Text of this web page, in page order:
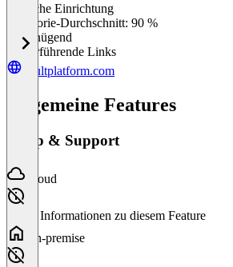
Einfache Einrichtung
Kategorie-Durchschnitt: 90 %
Ungenügend
Weiterführende Links
vaultplatform.com
Allgemeine Features
Setup & Support
Cloud
Keine Informationen zu diesem Feature
On-premise